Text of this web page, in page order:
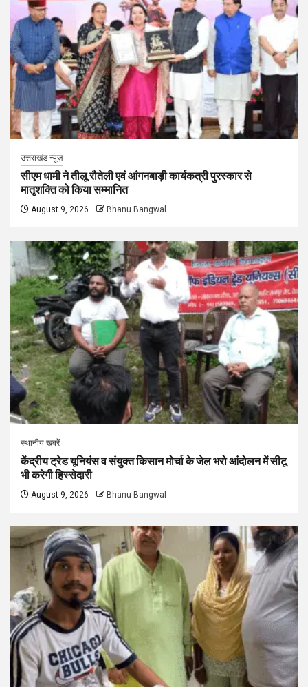
उत्तराखंड न्यूज़
सीएम धामी ने तीलू रौतेली एवं आंगनबाड़ी कार्यकत्री पुरस्कार से
मातृशक्ति को किया सम्मानित
August 9, 2026 Bhanu Bangwal
स्थानीय खबरें
केंद्रीय ट्रेड यूनियंस व संयुक्त किसान मोर्चा के जेल भरो आंदोलन में सीटू
भी करेगी हिस्सेदारी
August 9, 2026 Bhanu Bangwal